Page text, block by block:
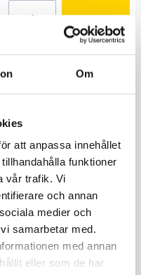
Om
att anpassa innehållet
funktioner
vår trafik. Vi
och annan
medier och
samarbetar med.
med annan
eller som de har
BUY
NEEDED
BUY